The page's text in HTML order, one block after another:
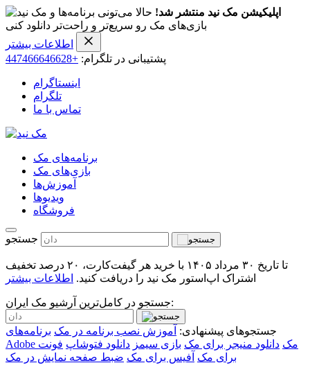
اپلیکیشن مک نید منتشر شد! حالا می‌تونی برنامه‌ها و
بازی‌های مک رو سریع‌تر و راحت‌تر دانلود کنی
اطلاعات بیشتر
پشتیبانی در تلگرام: +447466646628
اینستاگرام
تلگرام
تماس با ما
برنامه‌های مک
بازی‌های مک
آموزش‌ها
ویدیو‌ها
فروشگاه
جستجو
تا تاریخ ۳۰ مرداد ۱۴۰۵ با خرید هر گیفت‌کارت، ۲۰ درصد تخفیف
اشتراک اپ‌استور مک نید را دریافت کنید. اطلاعات بیشتر
جستجو در کامل‌ترین آرشیو مک ایران:
جستجوهای پیشنهادی: آموزش نصب برنامه در مک برنامه‌های
Adobe مک دانلود منیجر برای مک بازی سیمز دانلود فتوشاپ فونت
برای مک آفیس برای مک ضبط صفحه نمایش در مک